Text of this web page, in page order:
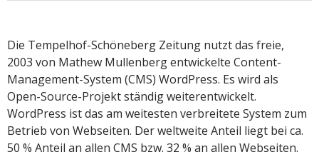
Die Tempelhof-Schöneberg Zeitung nutzt das freie,
2003 von Mathew Mullenberg entwickelte Content-
Management-System (CMS) WordPress. Es wird als
Open-Source-Projekt ständig weiterentwickelt.
WordPress ist das am weitesten verbreitete System zum
Betrieb von Webseiten. Der weltweite Anteil liegt bei ca.
50 % Anteil an allen CMS bzw. 32 % an allen Webseiten.